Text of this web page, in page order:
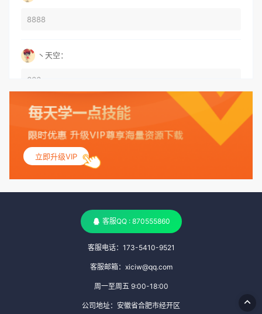
8888
丶天空：
666
丶天空：
555
立即升级VIP
客服QQ : 870555860
客服电话：173-5410-9521
客服邮箱：xiciw@qq.com
周一至周五 9:00-18:00
公司地址：安徽省合肥市经开区